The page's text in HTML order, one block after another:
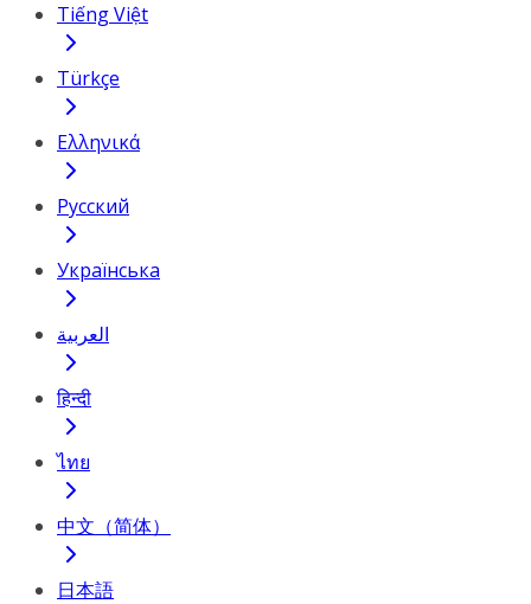
Tiếng Việt
Türkçe
Ελληνικά
Русский
Українська
العربية
हिन्दी
ไทย
中文（简体）
日本語